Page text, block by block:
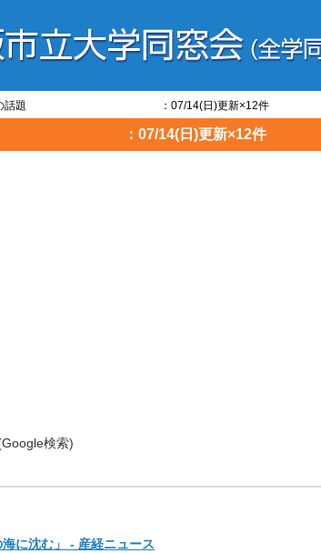
(作家) の話題 ：07/14(日)更新×12件
話題 ：07/14(日)更新×12件
検索)
に沈む」 - 産経ニュース